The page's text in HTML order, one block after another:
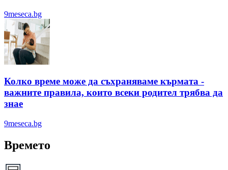
9meseca.bg
Колко време може да съхраняваме кърмата -
важните правила, които всеки родител трябва да
знае
9meseca.bg
Времето